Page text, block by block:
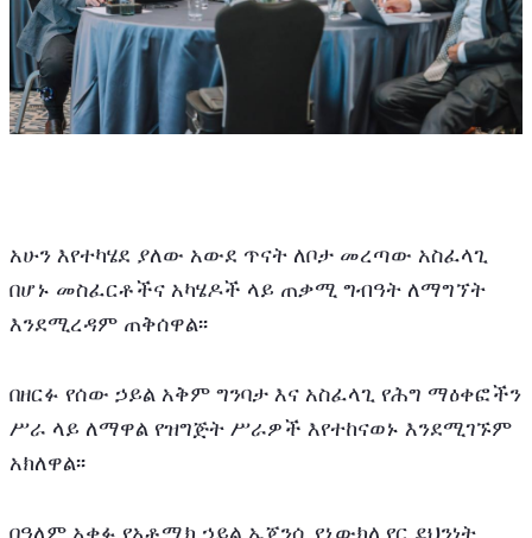
አሁን እየተካሄደ ያለው አውደ ጥናት ለቦታ መረጣው አስፈላጊ
በሆኑ መስፈርቶችና አካሄዶች ላይ ጠቃሚ ግብዓት ለማግኘት
እንደሚረዳም ጠቅሰዋል፡፡
በዘርፉ የሰው ኃይል አቅም ግንባታ እና አስፈላጊ የሕግ ማዕቀፎችን
ሥራ ላይ ለማዋል የዝግጅት ሥራዎች እየተከናወኑ እንደሚገኙም
አክለዋል፡፡